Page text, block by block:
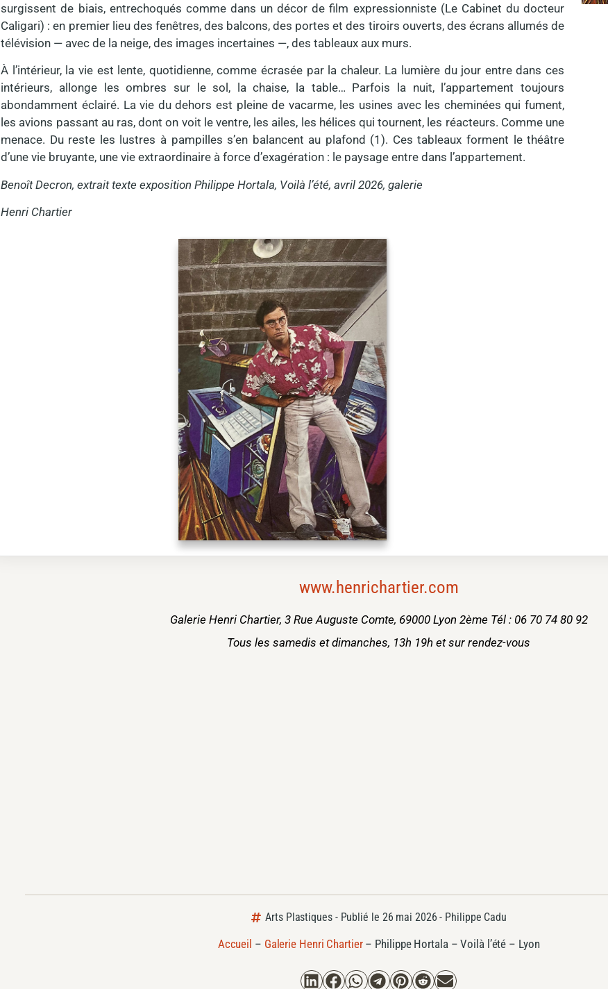
surgissent de biais, entrechoqués comme dans un décor de film expressionniste (Le Cabinet du docteur
Caligari) : en premier lieu des fenêtres, des balcons, des portes et des tiroirs ouverts, des écrans allumés de
télévision — avec de la neige, des images incertaines —, des tableaux aux murs.
À l’intérieur, la vie est lente, quotidienne, comme écrasée par la chaleur. La lumière du jour entre dans ces
intérieurs, allonge les ombres sur le sol, la chaise, la table… Parfois la nuit, l’appartement toujours
abondamment éclairé. La vie du dehors est pleine de vacarme, les usines avec les cheminées qui fument,
les avions passant au ras, dont on voit le ventre, les ailes, les hélices qui tournent, les réacteurs. Comme une
menace. Du reste les lustres à pampilles s’en balancent au plafond (1). Ces tableaux forment le théâtre
d’une vie bruyante, une vie extraordinaire à force d’exagération : le paysage entre dans l’appartement.
Benoît Decron, extrait texte exposition Philippe Hortala, Voilà l’été, avril 2026, galerie
Henri Chartier
www.henrichartier.com
Galerie Henri Chartier, 3 Rue Auguste Comte, 69000 Lyon 2ème Tél : 06 70 74 80 92
Tous les samedis et dimanches, 13h 19h et sur rendez-vous
Arts Plastiques - Publié le 26 mai 2026 - Philippe Cadu
Accueil – Galerie Henri Chartier– Philippe Hortala – Voilà l’été – Lyon